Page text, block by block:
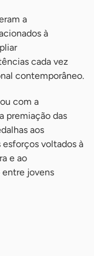
a
à
cada vez
contemporâneo.
com a
premiação das
aos
voltados à
e ao
jovens